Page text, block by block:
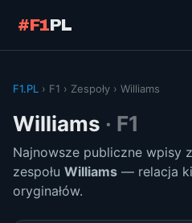
#F1PL
F1.PL › F1 › Zespoły › Williams
Williams · F1
Najnowsze publiczne wpisy
zespołu Williams — relacja
oryginałów.